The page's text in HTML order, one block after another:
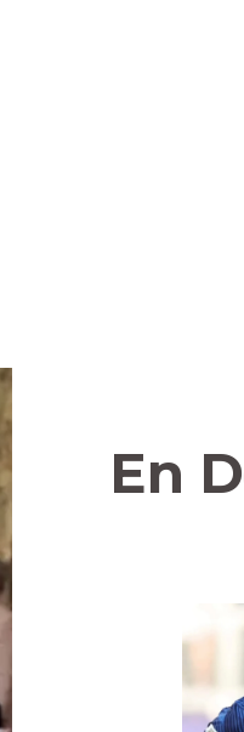
En